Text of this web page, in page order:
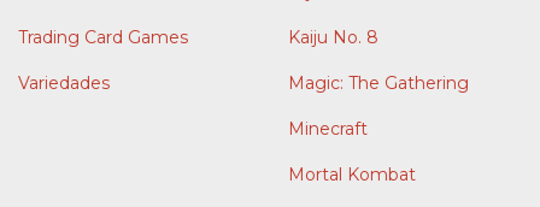
Trading Card Games
Variedades
Kaiju No. 8
Magic: The Gathering
Minecraft
Mortal Kombat